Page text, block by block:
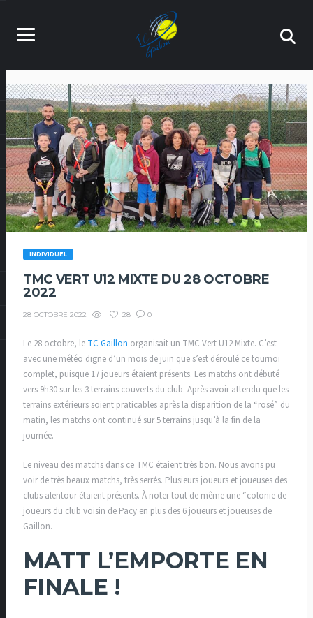
INDIVIDUEL
TMC VERT U12 MIXTE DU 28 OCTOBRE
2022
28 OCTOBRE 2022 28 0
Le 28 octobre, le TC Gaillon organisait un TMC Vert U12 Mixte. C’est
avec une météo digne d’un mois de juin que s’est déroulé ce tournoi
complet, puisque 17 joueurs étaient présents. Les matchs ont débuté
vers 9h30 sur les 3 terrains couverts du club. Après avoir attendu que les
terrains extérieurs soient praticables après la disparition de la “rosé” du
matin, les matchs ont continué sur 5 terrains jusqu’à la fin de la
journée.
Le niveau des matchs dans ce TMC étaient très bon. Nous avons pu
voir de très beaux matchs, très serrés. Plusieurs joueurs et joueuses des
clubs alentour étaient présents. À noter tout de même une “colonie de
joueurs du club voisin de Pacy en plus des 6 joueurs et joueuses de
Gaillon.
MATT L’EMPORTE EN
FINALE !